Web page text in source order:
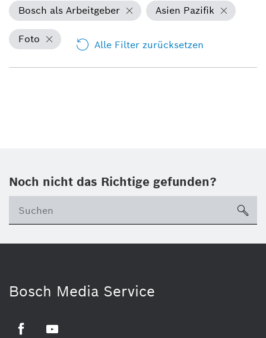
Bosch als Arbeitgeber Asien Pazifik
Foto Alle Filter zurücksetzen
Noch nicht das Richtige gefunden?
Bosch Media Service